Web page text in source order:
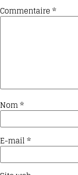
Commentaire*
Nom*
E-mail*